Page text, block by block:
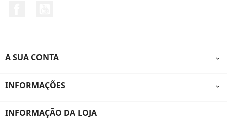
A SUA CONTA 
INFORMAÇÕES 
INFORMAÇÃO DA LOJA